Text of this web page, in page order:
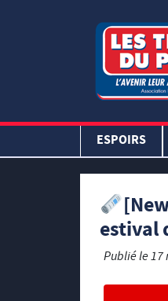
ESPOIRS
estival
Publié le17